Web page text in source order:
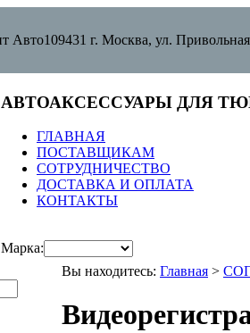
109431 г. Москва, ул.
АВТОАКСЕССУАРЫ ДЛЯ
ГЛАВНАЯ
ПОСТАВЩИКАМ
СОТРУДНИЧЕСТВО
ДОСТАВКА И ОПЛАТА
КОНТАКТЫ
Марка:
Вы находитесь: Главная >